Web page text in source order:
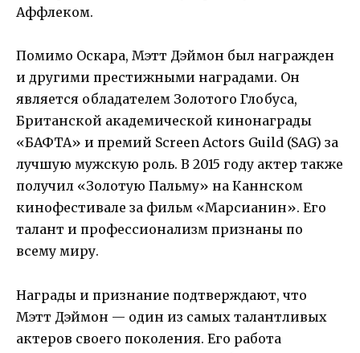
Аффлеком.
Помимо Оскара, Мэтт Дэймон был награжден
и другими престижными наградами. Он
является обладателем Золотого Глобуса,
Британской академической кинонаграды
«БАФТА» и премий Screen Actors Guild (SAG) за
лучшую мужскую роль. В 2015 году актер также
получил «Золотую Пальму» на Каннском
кинофестивале за фильм «Марсианин». Его
талант и профессионализм признаны по
всему миру.
Награды и признание подтверждают, что
Мэтт Дэймон — один из самых талантливых
актеров своего поколения. Его работа